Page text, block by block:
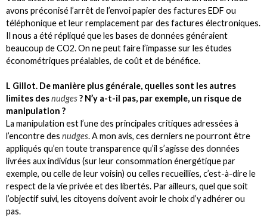
avons préconisé l’arrêt de l’envoi papier des factures EDF ou
téléphonique et leur remplacement par des factures électroniques.
Il nous a été répliqué que les bases de données généraient
beaucoup de CO2. On ne peut faire l’impasse sur les études
économétriques préalables, de coût et de bénéfice.
L Gillot. De manière plus générale, quelles sont les autres
limites desnudges? N’y a-t-il pas, par exemple, un risque de
manipulation ?
La manipulation est l’une des principales critiques adressées à
l’encontre des nudges. A mon avis, ces derniers ne pourront être
appliqués qu’en toute transparence qu’il s’agisse des données
livrées aux individus (sur leur consommation énergétique par
exemple, ou celle de leur voisin) ou celles recueillies, c’est-à-dire le
respect de la vie privée et des libertés. Par ailleurs, quel que soit
l’objectif suivi, les citoyens doivent avoir le choix d’y adhérer ou
pas.